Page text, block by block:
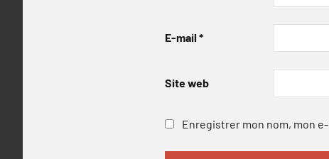
E-mail *
Site web
Enregistrer mon nom, mon